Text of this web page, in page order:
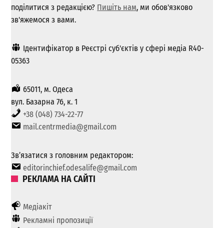
поділитися з редакцією? Пишіть нам, ми обов'язково
зв'яжемося з вами.
Ідентифікатор в Реєстрі суб'єктів у сфері медіа R40-
05363
65011, м. Одеса
вул. Базарна 76, к. 1
+38 (048) 734-22-77
mail.centrmedia@gmail.com
Зв’язатися з головним редактором:
editorinchief.odesalife@gmail.com
РЕКЛАМА НА САЙТІ
Медіакіт
Рекламні пропозиції